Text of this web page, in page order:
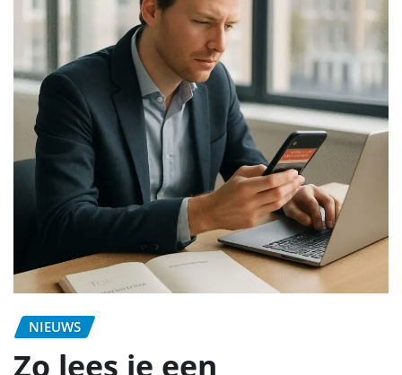
NIEUWS
Zo lees je een